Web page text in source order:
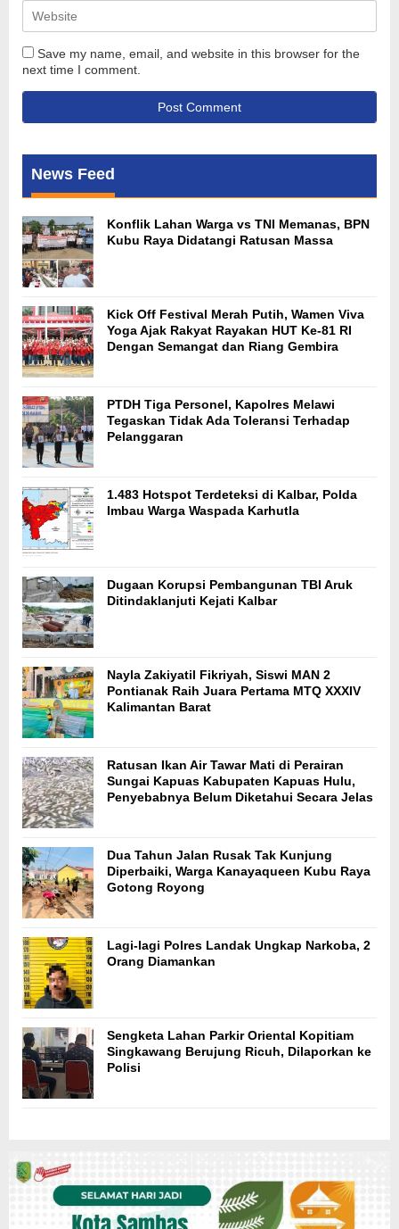
Save my name, email, and website in this browser for the
next time I comment.
News Feed
Konflik Lahan Warga vs TNI Memanas, BPN
Kubu Raya Didatangi Ratusan Massa
Kick Off Festival Merah Putih, Wamen Viva
Yoga Ajak Rakyat Rayakan HUT Ke-81 RI
Dengan Semangat dan Riang Gembira
PTDH Tiga Personel, Kapolres Melawi
Tegaskan Tidak Ada Toleransi Terhadap
Pelanggaran
1.483 Hotspot Terdeteksi di Kalbar, Polda
Imbau Warga Waspada Karhutla
Dugaan Korupsi Pembangunan TBI Aruk
Ditindaklanjuti Kejati Kalbar
Nayla Zakiyatil Fikriyah, Siswi MAN 2
Pontianak Raih Juara Pertama MTQ XXXIV
Kalimantan Barat
Ratusan Ikan Air Tawar Mati di Perairan
Sungai Kapuas Kabupaten Kapuas Hulu,
Penyebabnya Belum Diketahui Secara Jelas
Dua Tahun Jalan Rusak Tak Kunjung
Diperbaiki, Warga Kanayaqueen Kubu Raya
Gotong Royong
Lagi-lagi Polres Landak Ungkap Narkoba, 2
Orang Diamankan
Sengketa Lahan Parkir Oriental Kopitiam
Singkawang Berujung Ricuh, Dilaporkan ke
Polisi